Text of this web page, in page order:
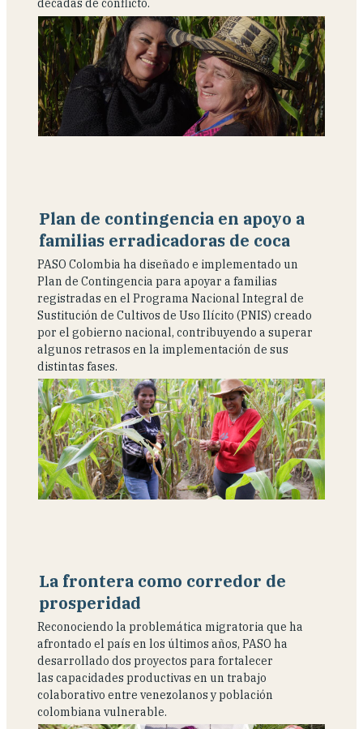
décadas de conflicto.
Plan de contingencia en apoyo a
familias erradicadoras de coca
PASO Colombia ha diseñado e implementado un
Plan de Contingencia para apoyar a familias
registradas en el Programa Nacional Integral de
Sustitución de Cultivos de Uso Ilícito (PNIS) creado
por el gobierno nacional, contribuyendo a superar
algunos retrasos en la implementación de sus
distintas fases.
La frontera como corredor de
prosperidad
Reconociendo la problemática migratoria que ha
afrontado el país en los últimos años, PASO ha
desarrollado dos proyectos para fortalecer
las capacidades productivas en un trabajo
colaborativo entre venezolanos y población
colombiana vulnerable.